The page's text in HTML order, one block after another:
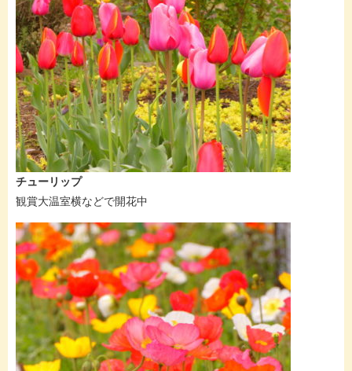
チューリップ
観賞大温室横などで開花中